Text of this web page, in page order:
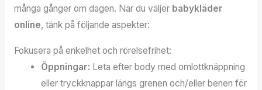
många gånger om dagen. När du väljer babykläder
online, tänk på följande aspekter:
Fokusera på enkelhet och rörelsefrihet:
Öppningar: Leta efter body med omlottknäppning
eller tryckknappar längs grenen och/eller benen för